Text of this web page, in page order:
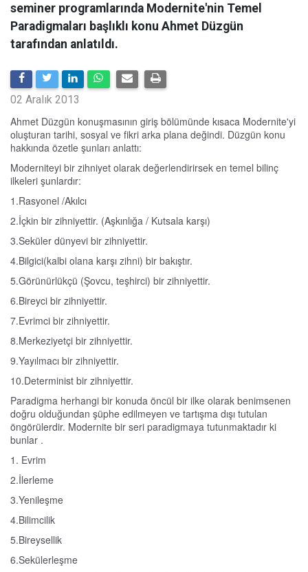
seminer programlarında Modernite'nin Temel
Paradigmaları başlıklı konu Ahmet Düzgün
tarafından anlatıldı.
02 Aralık 2013
Ahmet Düzgün konuşmasının giriş bölümünde kısaca Modernite'yi
oluşturan tarihi, sosyal ve fikri arka plana değindi. Düzgün konu
hakkında özetle şunları anlattı:
Moderniteyi bir zihniyet olarak değerlendirirsek en temel bilinç
ilkeleri şunlardır:
1.Rasyonel /Akılcı
2.İçkin bir zihniyettir. (Aşkınlığa / Kutsala karşı)
3.Seküler dünyevi bir zihniyettir.
4.Bilgici(kalbi olana karşı zihni) bir bakıştır.
5.Görünürlükçü (Şovcu, teşhirci) bir zihniyettir.
6.Bireyci bir zihniyettir.
7.Evrimci bir zihniyettir.
8.Merkeziyetçi bir zihniyettir.
9.Yayılmacı bir zihniyettir.
10.Determinist bir zihniyettir.
Paradigma herhangi bir konuda öncül bir ilke olarak benimsenen
doğru olduğundan şüphe edilmeyen ve tartışma dışı tutulan
öngörülerdir. Modernite bir seri paradigmaya tutunmaktadır ki
bunlar .
1. Evrim
2.İlerleme
3.Yenileşme
4.Bilimcilik
5.Bireysellik
6.Sekülerleşme